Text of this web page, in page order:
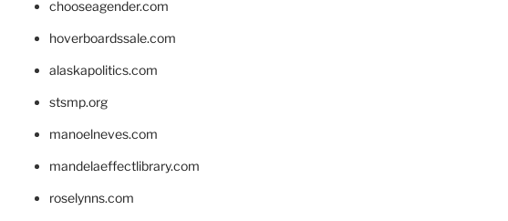
chooseagender.com
hoverboardssale.com
alaskapolitics.com
stsmp.org
manoelneves.com
mandelaeffectlibrary.com
roselynns.com